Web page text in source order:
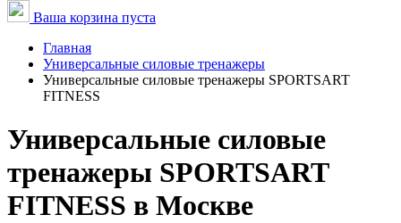
Ваша корзина пуста
Главная
Универсальные силовые тренажеры
Универсальные силовые тренажеры SPORTSART
FITNESS
Универсальные силовые
тренажеры SPORTSART
FITNESS в Москве